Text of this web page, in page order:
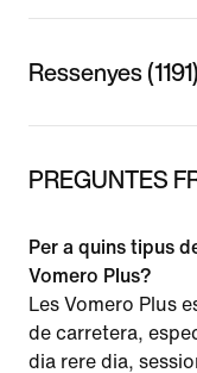
Ressenyes (1191)
PREGUNTES
Per a quins tipus
Vomero Plus?
Les Vomero Plus
de carretera,
dia rere dia,